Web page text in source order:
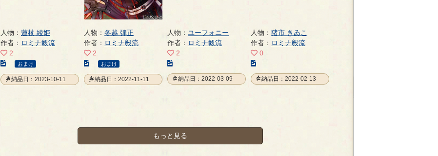
人物： 蓮杖 綾姫
作者： ロミナ毅流
2
こ
の
イ
おまけ
納品日：2023-10-11
人物： 冬越 弾正
作者： ロミナ毅流
2
こ
の
イ
ー
おまけ
納品日：2022-11-11
人物： ユーフォニー
作者： ロミナ毅流
2
の
イ
ペ
ー
納品日：2022-03-09
人物： 猪市 きゐこ
作者： ロミナ毅流
0
の
イ
ー
納品日：2022-02-13
もっと見る